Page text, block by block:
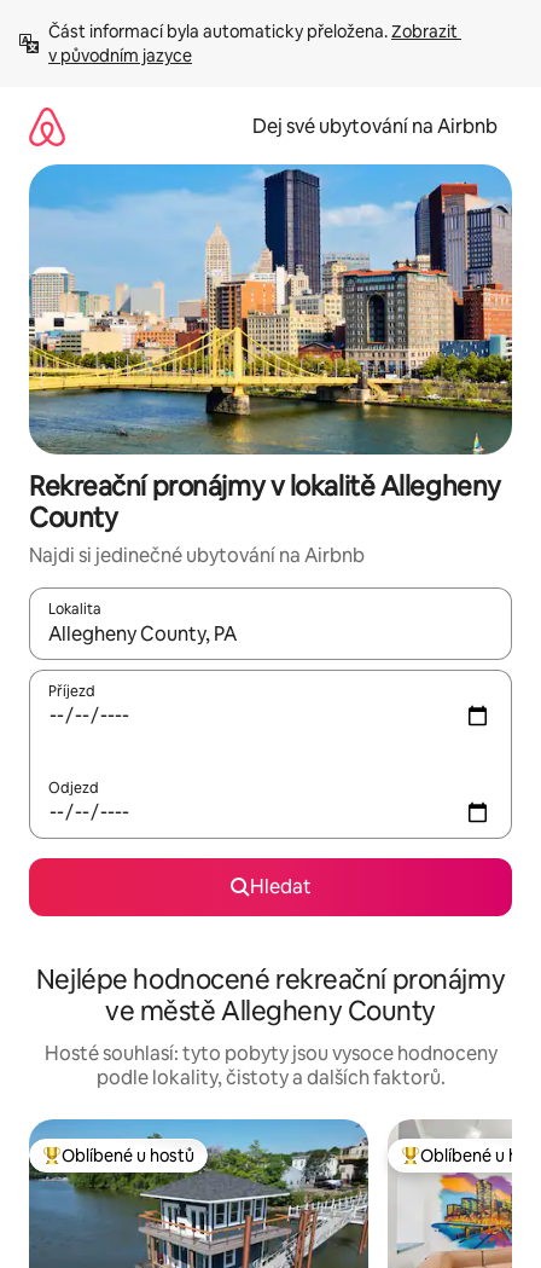
obsah
Část informací byla automaticky přeložena. Zobrazit
v původním jazyce
Dej své ubytování na Airbnb
Rekreační pronájmy v lokalitě Allegheny
County
Najdi si jedinečné ubytování na Airbnb
Lokalita
Až budou výsledky k dispozici, můžeš si je procházet pomocí
Příjezd
Odjezd
Hledat
Nejlépe hodnocené rekreační pronájmy
ve městě Allegheny County
Hosté souhlasí: tyto pobyty jsou vysoce hodnoceny
podle lokality, čistoty a dalších faktorů.
Nejlepší v kategorii Oblíbené u hostů
Oblíbené u hostů Nejlepší v
Oblíbené u